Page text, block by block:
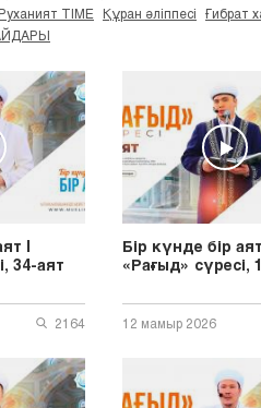
Руханият TIME Құран әліппесі Ғибрат
|
34-аят
2164
Бір күнде бір
«Рағыд» сүресі,
12 мамыр 2026